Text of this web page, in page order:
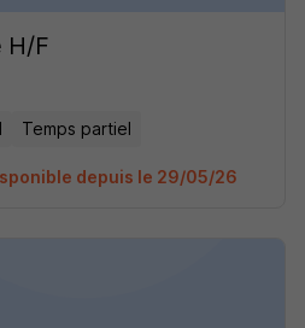
H/F
Temps partiel
depuis le 29/05/26